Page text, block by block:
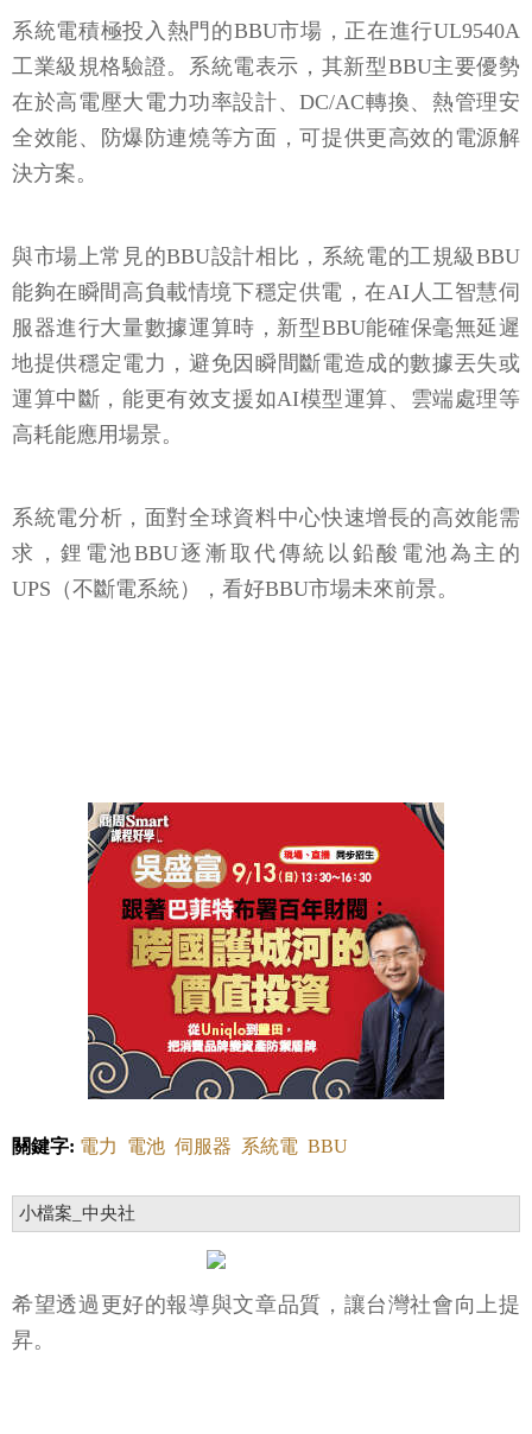
系統電積極投入熱門的BBU市場，正在進行UL9540A
工業級規格驗證。系統電表示，其新型BBU主要優勢
在於高電壓大電力功率設計、DC/AC轉換、熱管理安
全效能、防爆防連燒等方面，可提供更高效的電源解
決方案。
與市場上常見的BBU設計相比，系統電的工規級BBU
能夠在瞬間高負載情境下穩定供電，在AI人工智慧伺
服器進行大量數據運算時，新型BBU能確保毫無延遲
地提供穩定電力，避免因瞬間斷電造成的數據丟失或
運算中斷，能更有效支援如AI模型運算、雲端處理等
高耗能應用場景。
系統電分析，面對全球資料中心快速增長的高效能需
求，鋰電池BBU逐漸取代傳統以鉛酸電池為主的
UPS（不斷電系統），看好BBU市場未來前景。
關鍵字: 電力 電池 伺服器 系統電 BBU
小檔案_中央社
希望透過更好的報導與文章品質，讓台灣社會向上提
昇。